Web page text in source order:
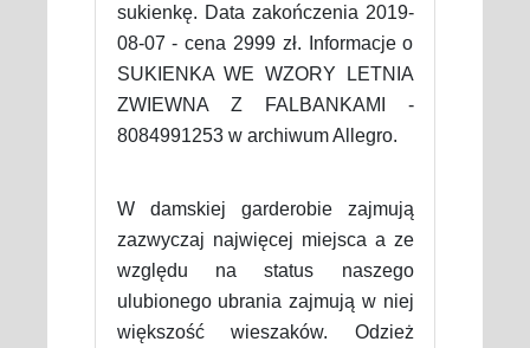
sukienkę. Data zakończenia 2019-
08-07 - cena 2999 zł. Informacje o
SUKIENKA WE WZORY LETNIA
ZWIEWNA Z FALBANKAMI -
8084991253 w archiwum Allegro.
W damskiej garderobie zajmują
zazwyczaj najwięcej miejsca a ze
względu na status naszego
ulubionego ubrania zajmują w niej
większość wieszaków. Odzież